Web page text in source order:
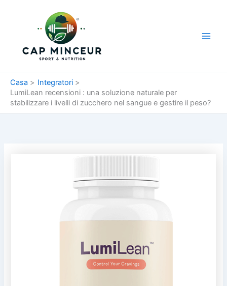
Casa
Integratori
LumiLean recensioni : una soluzione naturale per
stabilizzare i livelli di zucchero nel sangue e gestire il peso?